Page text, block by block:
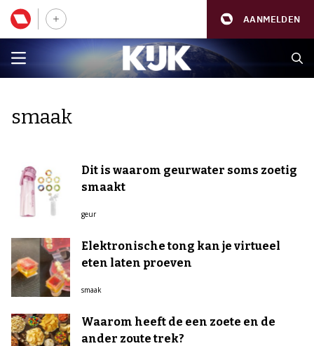
AANMELDEN
smaak
Dit is waarom geurwater soms zoetig
smaakt
geur
Elektronische tong kan je virtueel
eten laten proeven
smaak
Waarom heeft de een zoete en de
ander zoute trek?